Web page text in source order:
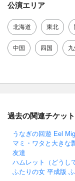
公演エリア
北海道 東北
中国 四国
過去の関連チケッ
うなぎの回遊 Eel
マミ・ワタと大きな
友達
ハムレット（どうし
ふたりの女 平成版